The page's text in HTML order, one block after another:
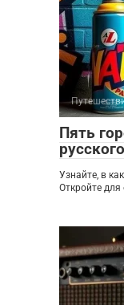
Пять
Узнайте, в
Откройте